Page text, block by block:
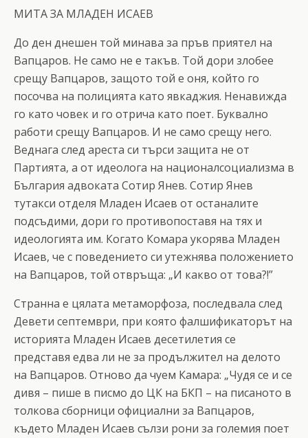
МИТА ЗА МЛАДЕН ИСАЕВ
До ден днешен той минава за пръв приятел на
Вапцаров. Не само не е такъв. Той дори злобее
срещу Вапцаров, защото той е оня, който го
посочва на полицията като явкаджия. Ненавижда
го като човек и го отрича като поет. Буквално
работи срещу Вапцаров. И не само срещу него.
Веднага след ареста си търси защита не от
Партията, а от идеолога на националсоциализма в
България адвоката Сотир Янев. Сотир Янев
тутакси отделя Младен Исаев от останалите
подсъдими, дори го противопоставя на тях и
идеологията им. Когато Комара укорява Младен
Исаев, че с поведението си утежнява положението
на Вапцаров, той отвръща: „И какво от това?!”
Странна е цялата метаморфоза, последвала след
Девети септември, при която фалшификаторът на
историята Младен Исаев десетилетия се
представя едва ли не за продължител на делото
на Вапцаров. Отново да чуем Камара: „Чудя се и се
дивя – пише в писмо до ЦК на БКП – на писаното в
толкова сборници официални за Вапцаров,
където Младен Исаев сълзи рони за големия поет